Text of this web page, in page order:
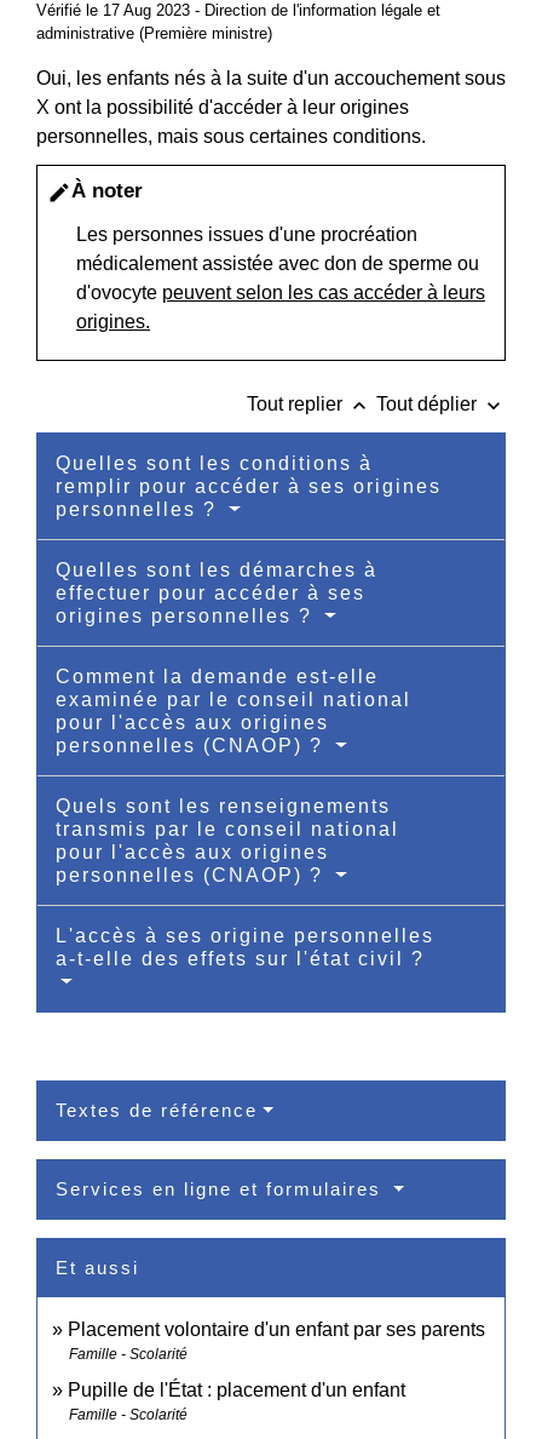
Vérifié le 17 Aug 2023 - Direction de l'information légale et
administrative (Première ministre)
Oui, les enfants nés à la suite d'un accouchement sous
X ont la possibilité d'accéder à leur origines
personnelles, mais sous certaines conditions.
editÀ noter
Les personnes issues d'une procréation
médicalement assistée avec don de sperme ou
d'ovocyte peuvent selon les cas accéder à leurs
origines.
Tout replier keyboard_arrow_up Tout déplier keyboard_arrow_down
Quelles sont les conditions à
remplir pour accéder à ses origines
personnelles ?
Quelles sont les démarches à
effectuer pour accéder à ses
origines personnelles ?
Comment la demande est-elle
examinée par le conseil national
pour l'accès aux origines
personnelles (CNAOP) ?
Quels sont les renseignements
transmis par le conseil national
pour l'accès aux origines
personnelles (CNAOP) ?
L'accès à ses origine personnelles
a-t-elle des effets sur l'état civil ?
Textes de référence
Services en ligne et formulaires
Et aussi
Placement volontaire d'un enfant par ses parents
Famille - Scolarité
Pupille de l'État : placement d'un enfant
Famille - Scolarité